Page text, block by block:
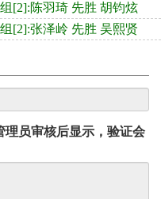
[2]:陈羽琦 先胜 胡钧炫
[2]:张泽岭 先胜 吴熙贤
理员审核后显示，验证会